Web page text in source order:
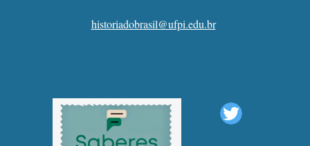
historiadobrasil@ufpi.edu.br